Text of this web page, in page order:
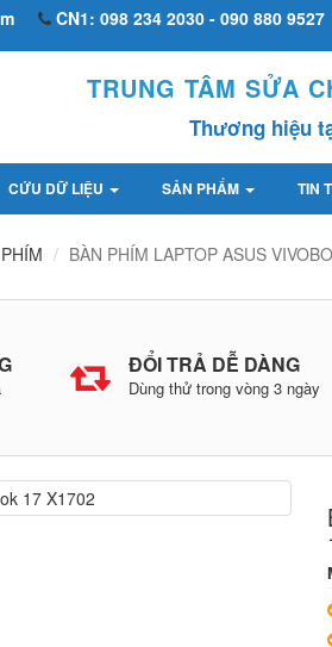
CN1: 098 234 2030 - 090 880 9527
TRUNG TÂM SỬA
Thương hiệu
CỨU DỮ LIỆU SẢN PHẨM TIN
BÀN PHÍM LAPTOP ASUS
ĐỔI TRẢ DỄ DÀNG
Dùng thử trong vòng 3 ngày